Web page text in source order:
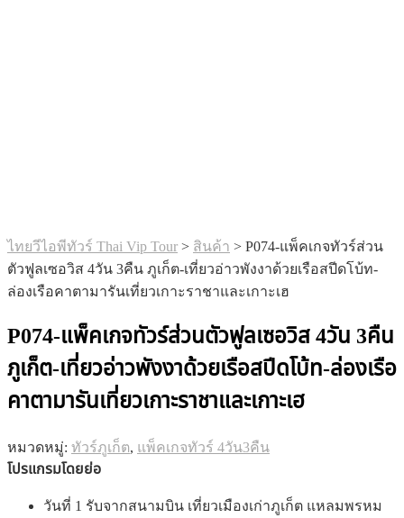
ไทยวีไอพีทัวร์ Thai Vip Tour > สินค้า > P074-แพ็คเกจทัวร์ส่วน
ตัวฟูลเซอวิส 4วัน 3คืน ภูเก็ต-เที่ยวอ่าวพังงาด้วยเรือสปีดโบ้ท-
ล่องเรือคาตามารันเที่ยวเกาะราชาและเกาะเฮ
P074-แพ็คเกจทัวร์ส่วนตัวฟูลเซอวิส 4วัน 3คืน
ภูเก็ต-เที่ยวอ่าวพังงาด้วยเรือสปีดโบ้ท-ล่องเรือ
คาตามารันเที่ยวเกาะราชาและเกาะเฮ
หมวดหมู่: ทัวร์ภูเก็ต, แพ็คเกจทัวร์ 4วัน3คืน
โปรแกรมโดยย่อ
วันที่ 1 รับจากสนามบิน เที่ยวเมืองเก่าภูเก็ต แหลมพรหม